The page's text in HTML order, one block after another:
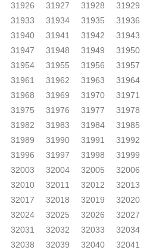
31926 31927 31928
31929
31933 31934 31935
31936
31940 31941 31942
31943
31947 31948 31949
31950
31954 31955 31956
31957
31961 31962 31963
31964
31968 31969 31970
31971
31975 31976 31977
31978
31982 31983 31984
31985
31989 31990 31991
31992
31996 31997 31998
31999
32003 32004 32005
32006
32010 32011 32012
32013
32017 32018 32019
32020
32024 32025 32026
32027
32031 32032 32033
32034
32038 32039 32040
32041